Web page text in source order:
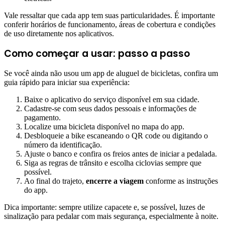
Vale ressaltar que cada app tem suas particularidades. É importante
conferir horários de funcionamento, áreas de cobertura e condições
de uso diretamente nos aplicativos.
Como começar a usar: passo a passo
Se você ainda não usou um app de aluguel de bicicletas, confira um
guia rápido para iniciar sua experiência:
Baixe o aplicativo do serviço disponível em sua cidade.
Cadastre-se com seus dados pessoais e informações de
pagamento.
Localize uma bicicleta disponível no mapa do app.
Desbloqueie a bike escaneando o QR code ou digitando o
número da identificação.
Ajuste o banco e confira os freios antes de iniciar a pedalada.
Siga as regras de trânsito e escolha ciclovias sempre que
possível.
Ao final do trajeto, encerre a viagem conforme as instruções
do app.
Dica importante: sempre utilize capacete e, se possível, luzes de
sinalização para pedalar com mais segurança, especialmente à noite.